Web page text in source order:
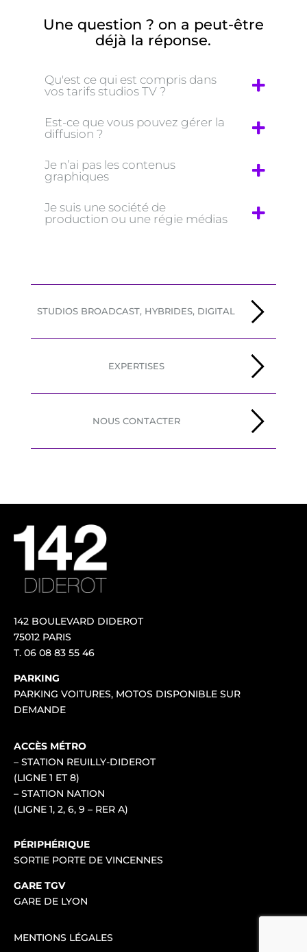
Une question ? on a peut-être
déjà la réponse.
Qu'est ce qui est compris dans
vos tarifs studios TV ?
Est-ce que vous pouvez gérer la
diffusion ?
Je n’ai pas les contenus
graphiques
Je suis une société de
production ou une régie médias
STUDIOS BROADCAST, HYBRIDES, DIGITAL
EXPERTISES
NOUS CONTACTER
142 BOULEVARD DIDEROT
75012 PARIS
T. 06 08 83 55 46
PARKING
PARKING VOITURES, MOTOS DISPONIBLE SUR
DEMANDE
ACCÈS MÉTRO
– STATION REUILLY-DIDEROT
(LIGNE 1 ET 8)
– STATION NATION
(LIGNE 1, 2, 6, 9 – RER A)
PÉRIPHÉRIQUE
SORTIE PORTE DE VINCENNES
GARE TGV
GARE DE LYON
MENTIONS LÉGALES